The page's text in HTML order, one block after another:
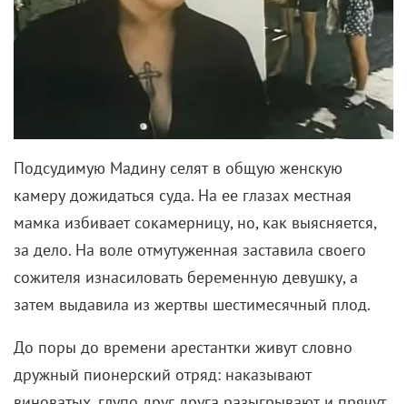
Подсудимую Мадину селят в общую женскую
камеру дожидаться суда. На ее глазах местная
мамка избивает сокамерницу, но, как выясняется,
за дело. На воле отмутуженная заставила своего
сожителя изнасиловать беременную девушку, а
затем выдавила из жертвы шестимесячный плод.
До поры до времени арестантки живут словно
дружный пионерский отряд: наказывают